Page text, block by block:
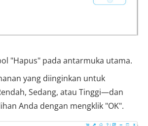
"Hapus" pada antarmuka utama.
yang diinginkan untuk
Sedang, atau Tinggi—dan
Anda dengan mengklik "OK".